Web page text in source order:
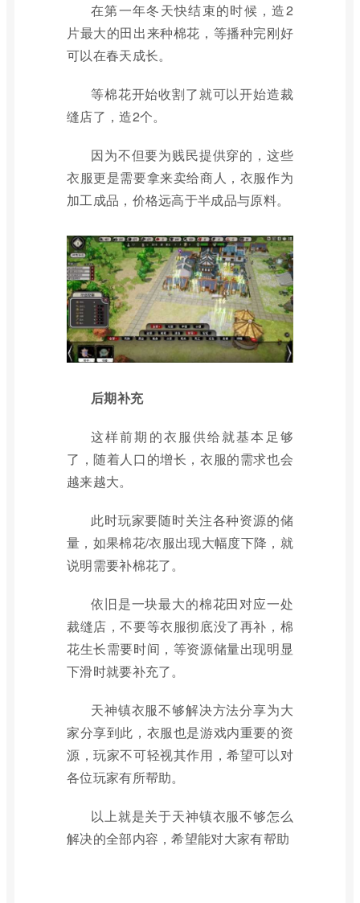
在第一年冬天快结束的时候，造2
片最大的田出来种棉花，等播种完刚好
可以在春天成长。
等棉花开始收割了就可以开始造裁
缝店了，造2个。
因为不但要为贱民提供穿的，这些
衣服更是需要拿来卖给商人，衣服作为
加工成品，价格远高于半成品与原料。
后期补充
这样前期的衣服供给就基本足够
了，随着人口的增长，衣服的需求也会
越来越大。
此时玩家要随时关注各种资源的储
量，如果棉花/衣服出现大幅度下降，就
说明需要补棉花了。
依旧是一块最大的棉花田对应一处
裁缝店，不要等衣服彻底没了再补，棉
花生长需要时间，等资源储量出现明显
下滑时就要补充了。
天神镇衣服不够解决方法分享为大
家分享到此，衣服也是游戏内重要的资
源，玩家不可轻视其作用，希望可以对
各位玩家有所帮助。
以上就是关于天神镇衣服不够怎么
解决的全部内容，希望能对大家有帮助